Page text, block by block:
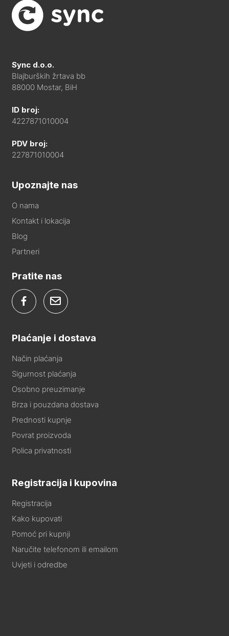
Sync d.o.o.
Blajburških žrtava bb
88000 Mostar, BiH
ID broj:
4227871010004
PDV broj:
227871010004
Upoznajte nas
O nama
Kontakt i lokacija
Blog
Partneri
Pratite nas
Plaćanje i dostava
Način plaćanja
Sigurnost plaćanja
Osobno preuzimanje
Brza i pouzdana dostava
Prednosti kupnje
Povrat proizvoda
Polica privatnosti
Registracija i kupovina
Registracija
Kako kupovati
Pomoć pri kupnji
Naručite telefonom ili emailom
Uvjeti i odredbe